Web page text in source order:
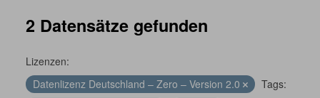
2 Datensätze gefunden
Lizenzen:
Datenlizenz Deutschland – Zero – Version 2.0
Tags: